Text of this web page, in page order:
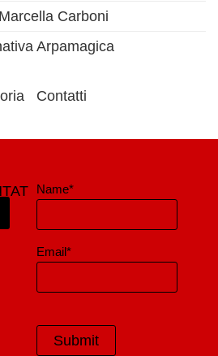
Carboni
Arpamagica
Contatti
Name*
Email*